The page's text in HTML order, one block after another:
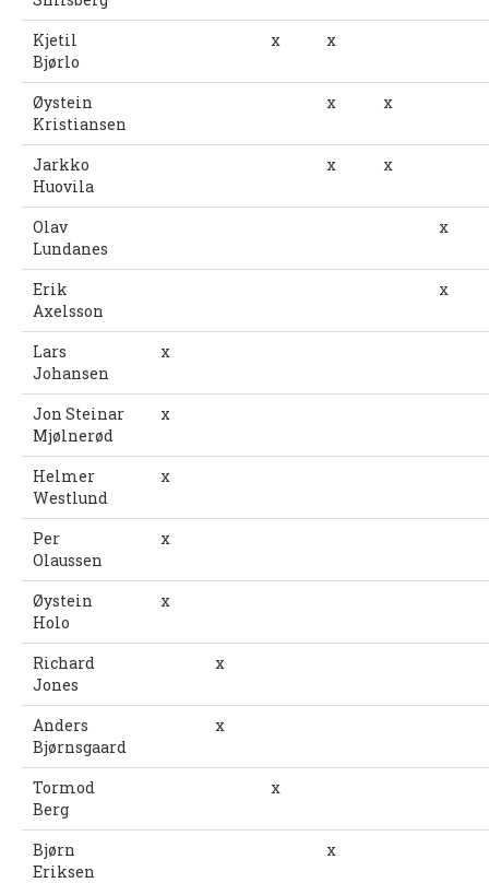
Tiomila "Hall of Fame"
Statistikk Jukola
25-manna
NM-historikk
WMOC2003
Jubileumskalender
Grottaprisen
INTERN KOMMUNIKASJON
LOVER OG REGLER
HSKs lov
Retningslinjer mot seksuell trakassering og overgrep i
idretten
KLUBBTØY
KART OG LØYPER
Kjetil
Bjørlo
x x
Øystein
Kristiansen
x x
Jarkko
Huovila
x x
Olav
Lundanes
x
Erik
Axelsson
x
Lars
Johansen
x
Jon Steinar
Mjølnerød
x
Helmer
Westlund
x
Per
Olaussen
x
Øystein
Holo
x
Richard
Jones
x
Anders
Bjørnsgaard
x
Tormod
Berg
x
Bjørn
Eriksen
x